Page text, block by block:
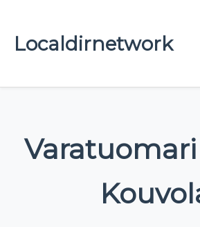
Localdirnetwork